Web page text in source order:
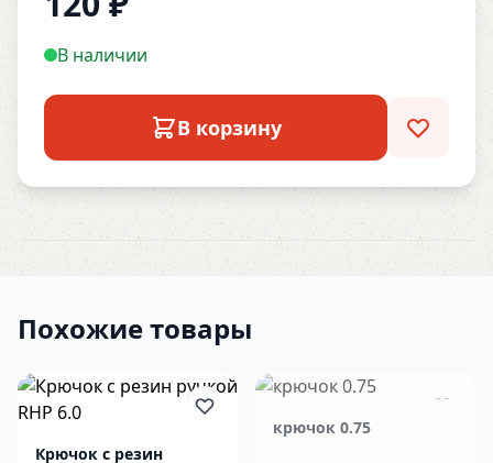
В наличии
В корзину
Похожие товары
Крючок c резин
крючок 0.75